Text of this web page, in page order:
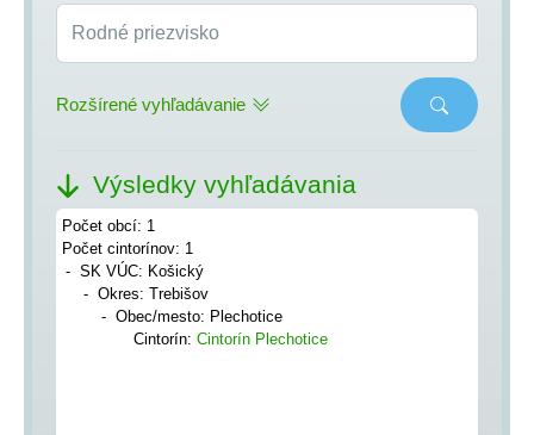
Rodné priezvisko
Rozšírené vyhľadávanie
Výsledky vyhľadávania
Počet obcí: 1
Počet cintorínov: 1
SK VÚC: Košický
Okres: Trebišov
Obec/mesto: Plechotice
Cintorín: Cintorín Plechotice